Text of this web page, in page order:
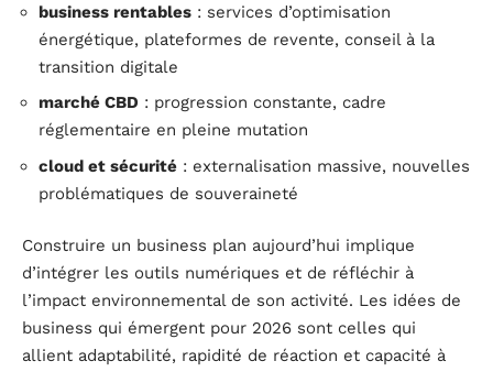
business rentables : services d’optimisation
énergétique, plateformes de revente, conseil à la
transition digitale
marché CBD : progression constante, cadre
réglementaire en pleine mutation
cloud et sécurité : externalisation massive, nouvelles
problématiques de souveraineté
Construire un business plan aujourd’hui implique
d’intégrer les outils numériques et de réfléchir à
l’impact environnemental de son activité. Les idées de
business qui émergent pour 2026 sont celles qui
allient adaptabilité, rapidité de réaction et capacité à